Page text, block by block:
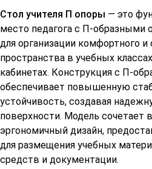
Стол учителя П опоры — это
место педагога с П-образными
для организации комфортного и
пространства в учебных
кабинетах. Конструкция с П-
обеспечивает повышенную
устойчивость, создавая
поверхности. Модель сочетает
эргономичный дизайн,
для размещения учебных
средств и документации.